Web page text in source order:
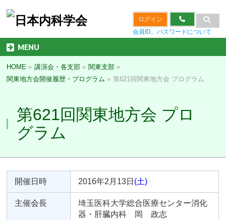
ログイン
会員ID、パスワードについて
MENU
HOME » 講演会・各支部 » 関東支部 »
関東地方会開催履歴・プログラム » 第621回関東地方会 プログラム
第621回関東地方会 プロ
グラム
開催日時 2016年2月13日 (土)
主催会長
埼玉医科大学総合医療センター消化
器・肝臓内科 岡 政志